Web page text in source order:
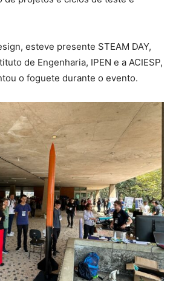
esteve presente STEAM DAY,
de Engenharia, IPEN e a ACIESP,
o foguete durante o evento.